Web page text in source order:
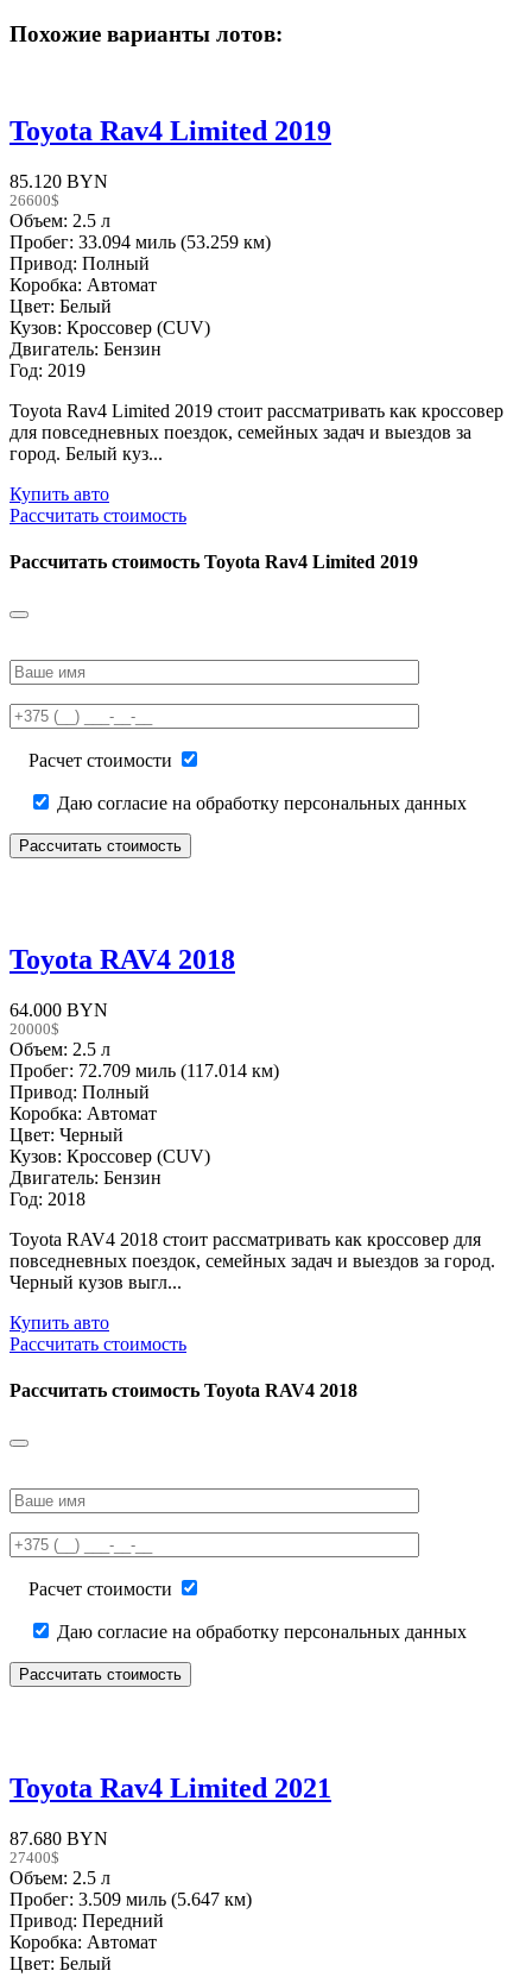
Похожие варианты лотов:
Toyota Rav4 Limited 2019
85.120 BYN
26600$
Объем: 2.5 л
Пробег: 33.094 миль (53.259 км)
Привод: Полный
Коробка: Автомат
Цвет: Белый
Кузов: Кроссовер (CUV)
Двигатель: Бензин
Год: 2019
Toyota Rav4 Limited 2019 стоит рассматривать как кроссовер
для повседневных поездок, семейных задач и выездов за
город. Белый куз...
Купить авто
Рассчитать стоимость
Рассчитать стоимость Toyota Rav4 Limited 2019
leave
field
empty.
Расчет стоимости
Даю согласие на обработку персональных данных
Toyota RAV4 2018
64.000 BYN
20000$
Объем: 2.5 л
Пробег: 72.709 миль (117.014 км)
Привод: Полный
Коробка: Автомат
Цвет: Черный
Кузов: Кроссовер (CUV)
Двигатель: Бензин
Год: 2018
Toyota RAV4 2018 стоит рассматривать как кроссовер для
повседневных поездок, семейных задач и выездов за город.
Черный кузов выгл...
Купить авто
Рассчитать стоимость
Рассчитать стоимость Toyota RAV4 2018
leave
field
empty.
Расчет стоимости
Даю согласие на обработку персональных данных
Toyota Rav4 Limited 2021
87.680 BYN
27400$
Объем: 2.5 л
Пробег: 3.509 миль (5.647 км)
Привод: Передний
Коробка: Автомат
Цвет: Белый